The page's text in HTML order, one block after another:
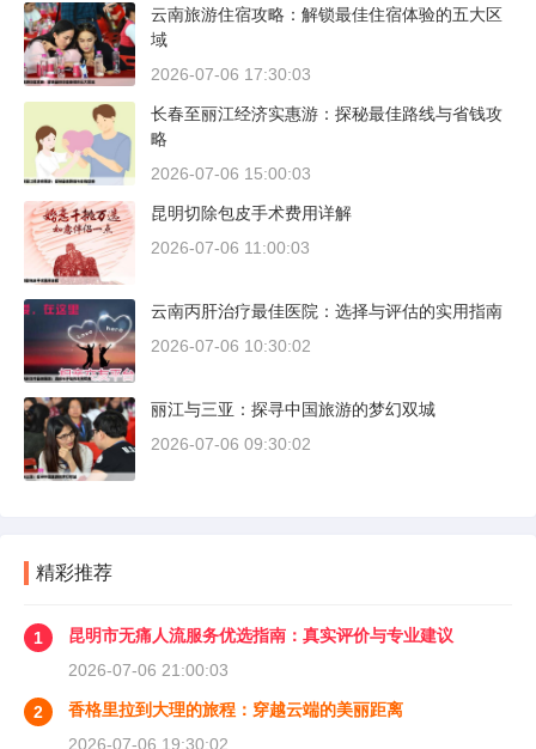
云南旅游住宿攻略：解锁最佳住宿体验的五大区
域
2026-07-06 17:30:03
长春至丽江经济实惠游：探秘最佳路线与省钱攻
略
2026-07-06 15:00:03
昆明切除包皮手术费用详解
2026-07-06 11:00:03
云南丙肝治疗最佳医院：选择与评估的实用指南
2026-07-06 10:30:02
丽江与三亚：探寻中国旅游的梦幻双城
2026-07-06 09:30:02
精彩推荐
1
昆明市无痛人流服务优选指南：真实评价与专业建议
2026-07-06 21:00:03
2
香格里拉到大理的旅程：穿越云端的美丽距离
2026-07-06 19:30:02